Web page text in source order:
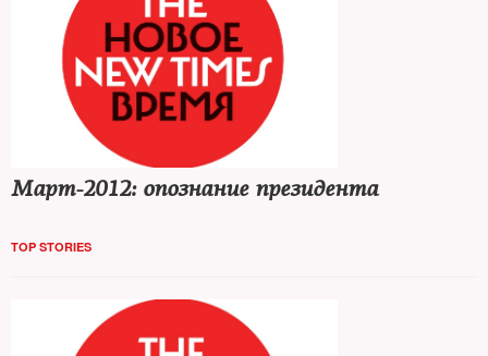
Март-2012: опознание президента
TOP STORIES